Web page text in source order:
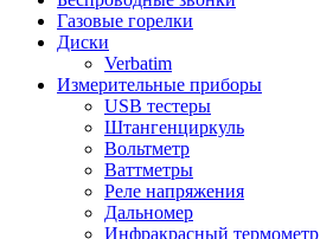
Газовые горелки
Диски
Verbatim
Измерительные приборы
USB тестеры
Штангенциркуль
Вольтметр
Ваттметры
Реле напряжения
Дальномер
Инфракрасный термометр